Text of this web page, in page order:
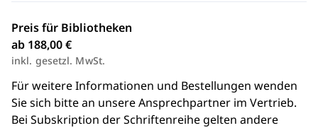
Preis für Bibliotheken
ab 188,00 €
inkl. gesetzl. MwSt.
Für weitere Informationen und Bestellungen wenden
Sie sich bitte an unsere Ansprechpartner im Vertrieb.
Bei Subskription der Schriftenreihe gelten andere